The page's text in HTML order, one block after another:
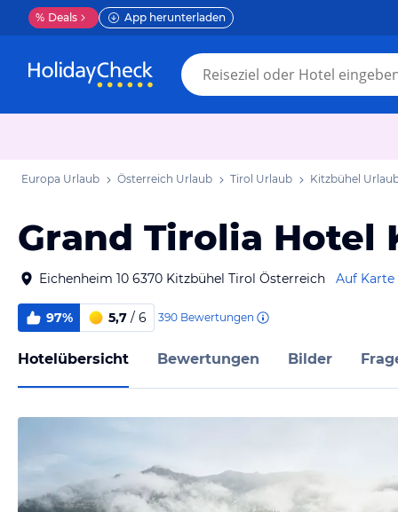
% Deals App herunterladen
Europa Urlaub Österreich Urlaub Tirol Urlaub Kitzbühel
Grand Tirolia Hotel
Eichenheim 10 6370 Kitzbühel Tirol Österreich Auf Karte
97% 5,7 / 6 390 Bewertungen
Hotelübersicht Bewertungen Bilder